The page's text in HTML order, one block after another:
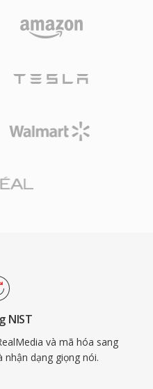
NIST
và mã hóa sang
nhận dạng giọng nói.